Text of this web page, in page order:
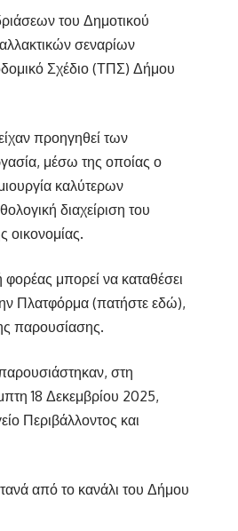
του Δημοτικού
σεναρίων
Σχέδιο (ΤΠΣ) Δήμου
προηγηθεί των
μέσω της οποίας ο
καλύτερων
διαχείριση του
οικονομίας.
μπορεί να καταθέσει
Πλατφόρμα (πατήστε εδώ),
παρουσίασης.
στη
18 Δεκεμβρίου 2025,
Περιβάλλοντος και
από το κανάλι του Δήμου